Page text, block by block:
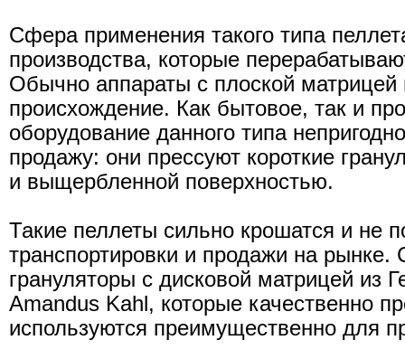
Сфера применения такого типа
производства, которые
Обычно аппараты с плоской матрицей
происхождение. Как бытовое, так и
оборудование данного типа
продажу: они прессуют короткие
и выщербленной поверхностью.
Такие пеллеты сильно крошатся и не
транспортировки и продажи на рынке.
грануляторы с дисковой матрицей из
Amandus Kahl, которые качественно
используются преимущественно для